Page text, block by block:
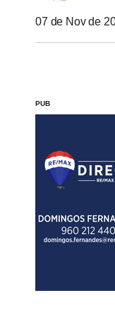
07 de Nov de
PUB